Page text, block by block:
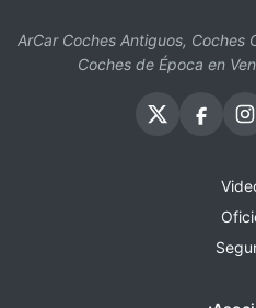
ArCar Coches Antiguos, Coches
Coches de Época en